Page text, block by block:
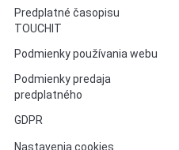
Predplatné časopisu
TOUCHIT
Podmienky používania webu
Podmienky predaja
predplatného
GDPR
Nastavenia cookies